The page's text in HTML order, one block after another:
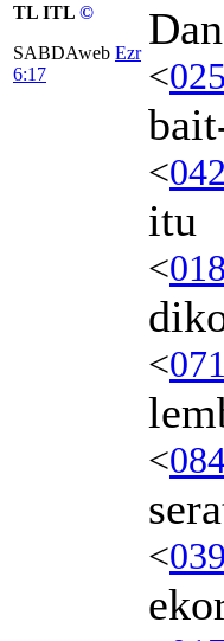
TL ITL ©
SABDAweb Ezr
6:17
<
<
itu
<
<
<
<